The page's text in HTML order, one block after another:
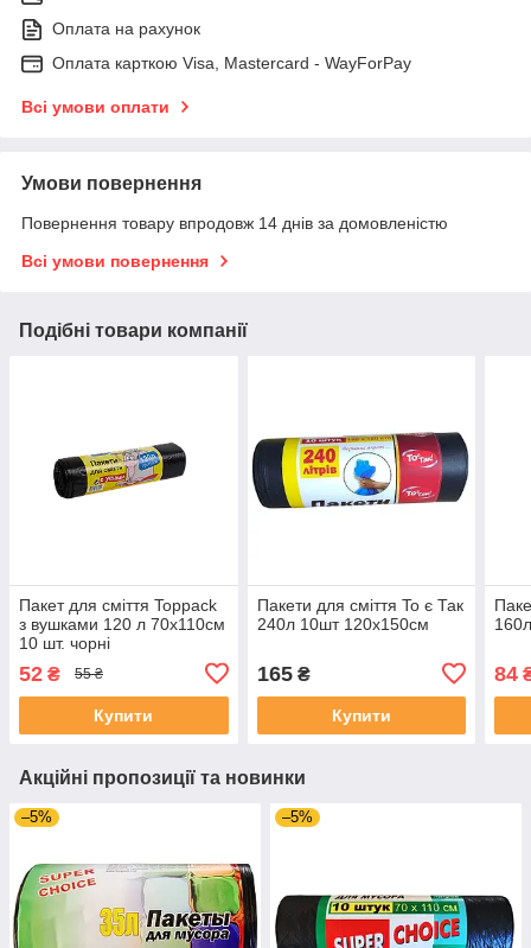
Оплата на рахунок
Оплата карткою Visa, Mastercard - WayForPay
Всі умови оплати
Умови повернення
Повернення товару впродовж 14 днів за домовленістю
Всі умови повернення
Подібні товари компанії
Пакет для сміття Toppack
з вушками 120 л 70х110см
10 шт. чорні
52 ₴ 55 ₴
Купити
Пакети для сміття To є Так
240л 10шт 120х150см
165₴
Купити
84
Акційні пропозиції та новинки
–5% –5%